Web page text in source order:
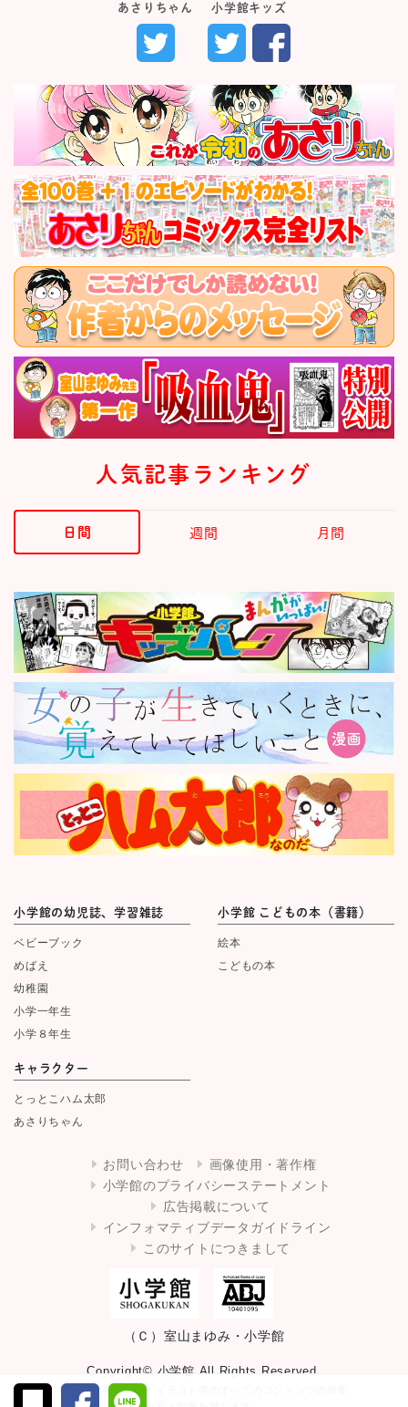
あさりちゃん 小学館キッズ
人気記事ランキング
日間 週間 月間
小学館の幼児誌、学習雑誌
ベビーブック
めばえ
幼稚園
小学一年生
小学８年生
小学館 こどもの本（書籍）
絵本
こどもの本
キャラクター
とっとこハム太郎
あさりちゃん
お問い合わせ
画像使用・著作権
小学館のプライバシーステートメント
広告掲載について
インフォマティブデータガイドライン
このサイトにつきまして
（Ｃ）室山まゆみ・小学館
Copyright© 小学館 All Rights Reserved.
掲載の記事・写真・イラスト等のすべてのコンテンツの無断